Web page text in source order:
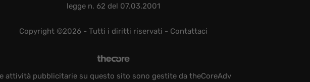
legge n. 62 del 07.03.2001
Copyright ©2026 - Tutti i diritti riservati - Contattaci
attività pubblicitarie su questo sito sono gestite da theCoreAdv